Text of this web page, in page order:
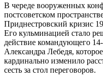
В череде вооруженных
постсоветском
Приднестровский кризис
Его кульминацией стало
действие командующего
Александра Лебедя,
кардинально изменило
сесть за стол переговоров.